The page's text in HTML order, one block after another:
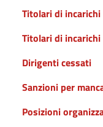
Titolari di
Titolari di
Dirigenti cessati
Sanzioni per
Posizioni